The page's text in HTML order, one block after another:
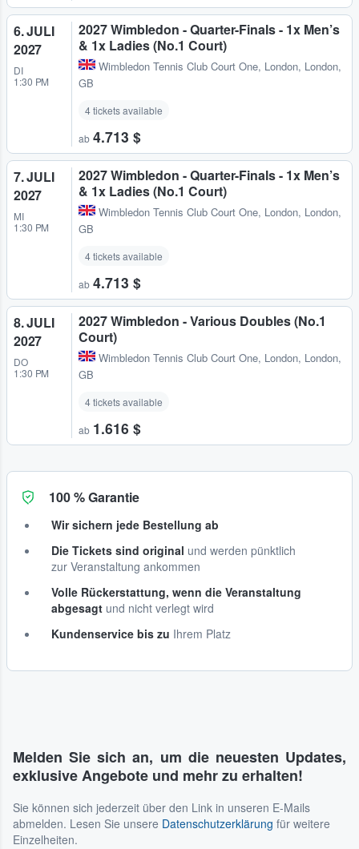
6. JULI
2027
DI
1:30 PM
2027 Wimbledon - Quarter-Finals - 1x Men’s
& 1x Ladies (No.1 Court)
Wimbledon Tennis Club Court One, London, London,
GB
4 tickets available
ab 4.713 $
7. JULI
2027
MI
1:30 PM
2027 Wimbledon - Quarter-Finals - 1x Men’s
& 1x Ladies (No.1 Court)
Wimbledon Tennis Club Court One, London, London,
GB
4 tickets available
ab 4.713 $
8. JULI
2027
DO
1:30 PM
2027 Wimbledon - Various Doubles (No.1
Court)
Wimbledon Tennis Club Court One, London, London,
GB
4 tickets available
ab 1.616 $
100 % Garantie
Wir sichern jede Bestellung ab
Die Tickets sind original und werden pünktlich
zur Veranstaltung ankommen
Volle Rückerstattung, wenn die Veranstaltung
abgesagt und nicht verlegt wird
Kundenservice bis zu Ihrem Platz
Melden Sie sich an, um die neuesten Updates,
exklusive Angebote und mehr zu erhalten!
Sie können sich jederzeit über den Link in unseren E-Mails
abmelden. Lesen Sie unsere Datenschutzerklärung für weitere
Einzelheiten.